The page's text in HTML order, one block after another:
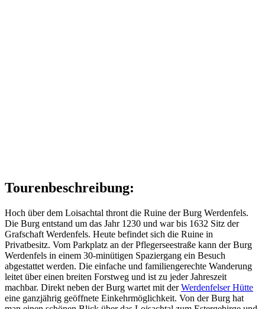
Tourenbeschreibung:
Hoch über dem Loisachtal thront die Ruine der Burg Werdenfels.
Die Burg entstand um das Jahr 1230 und war bis 1632 Sitz der
Grafschaft Werdenfels. Heute befindet sich die Ruine in
Privatbesitz. Vom Parkplatz an der Pflegerseestraße kann der Burg
Werdenfels in einem 30-minütigen Spaziergang ein Besuch
abgestattet werden. Die einfache und familiengerechte Wanderung
leitet über einen breiten Forstweg und ist zu jeder Jahreszeit
machbar. Direkt neben der Burg wartet mit derWerdenfelser Hütte
eine ganzjährig geöffnete Einkehrmöglichkeit. Von der Burg hat